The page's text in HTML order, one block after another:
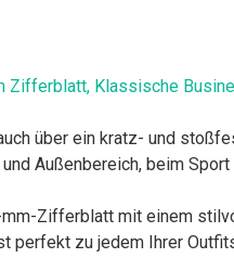
Zifferblatt, Klassische
über ein kratz- und
Außenbereich, beim Sport
Zifferblatt mit einem
perfekt zu jedem Ihrer